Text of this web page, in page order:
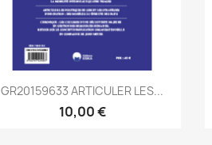
Aperçu rapide
GR20159633 ARTICULER LES...
10,00 €